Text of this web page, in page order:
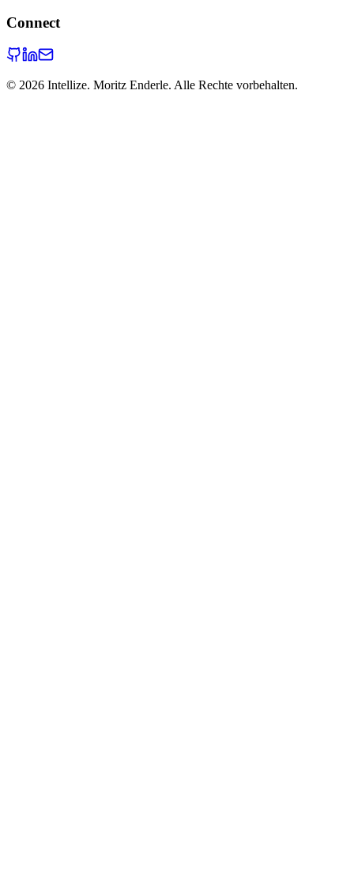
Connect
© 2026 Intellize. Moritz Enderle. Alle Rechte vorbehalten.